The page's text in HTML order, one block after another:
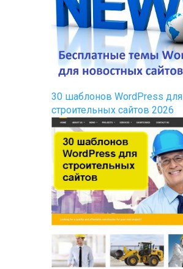
30 шаблонов WordPress для
строительных сайтов 2026